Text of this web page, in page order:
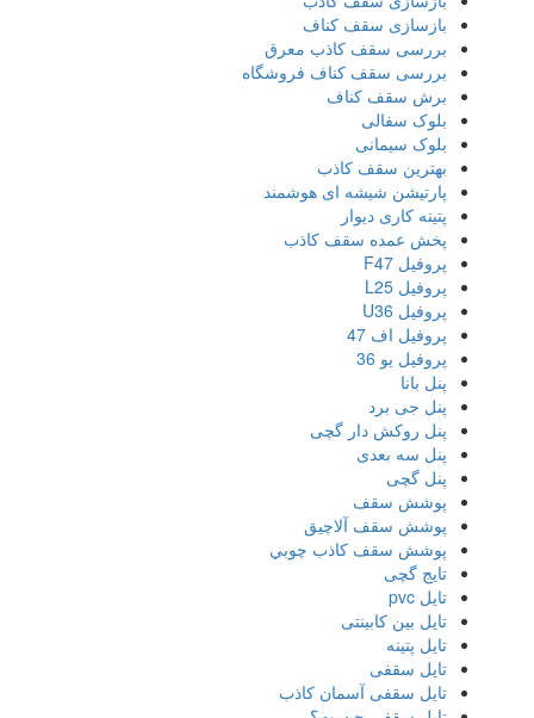
بازسازی سقف کناف
بررسی سقف کاذب معرق
بررسی سقف کناف فروشگاه
برش سقف کناف
بلوک سفالی
بلوک سیمانی
بهترین سقف کاذب
پارتیشن شیشه ای هوشمند
پتینه کاری دیوار
پخش عمده سقف کاذب
پروفیل F47
پروفیل L25
پروفیل U36
پروفیل اف 47
پروفیل یو 36
پنل بانا
پنل جی برد
پنل روکش دار گچی
پنل سه بعدی
پنل گچی
پوشش سقف
پوشش سقف آلاچیق
پوشش سقف كاذب چوبي
تایج گچی
تایل pvc
تایل بین کابینتی
تایل پتینه
تایل سقفی
تایل سقفی آسمان کاذب